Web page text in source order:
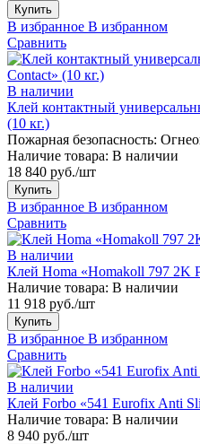
Купить
В избранное В избранном
Сравнить
В наличии
Клей контактный
(10 кг.)
Пожарная безопасность:
Наличие товара: В наличии
18 840 руб./шт
Купить
В избранное В избранном
Сравнить
В наличии
Клей Homa «Homakoll 797 2K
Наличие товара: В наличии
11 918 руб./шт
Купить
В избранное В избранном
Сравнить
В наличии
Клей Forbo «541 Eurofix Anti
Наличие товара: В наличии
8 940 руб./шт